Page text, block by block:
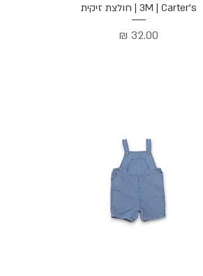
תצוגה מהירה3M | Carter's | חולצת זיקית
מחיר